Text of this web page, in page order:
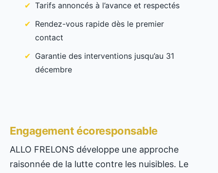
Tarifs annoncés à l’avance et respectés
Rendez-vous rapide dès le premier
contact
Garantie des interventions jusqu’au 31
décembre
Engagement écoresponsable
ALLO FRELONS développe une approche
raisonnée de la lutte contre les nuisibles. Le